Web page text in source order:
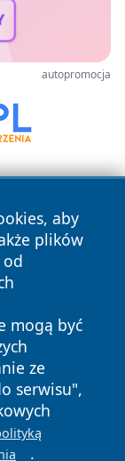
autopromocja
aby
plików
mogą być
ze
serwisu",
.
Polityka
Cookies